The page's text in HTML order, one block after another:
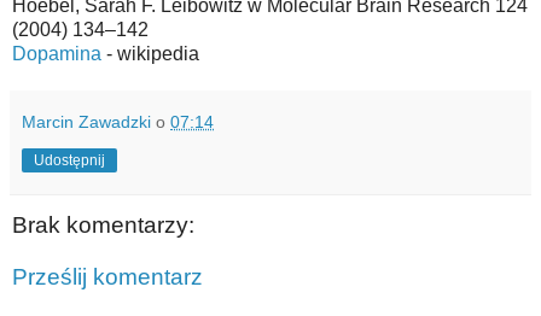
Hoebel, Sarah F. Leibowitz w Molecular Brain Research 124
(2004) 134–142
Dopamina - wikipedia
Marcin Zawadzki o 07:14
Udostępnij
Brak komentarzy:
Prześlij komentarz